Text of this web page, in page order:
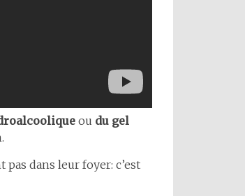
ou du gel
dans leur foyer: c’est